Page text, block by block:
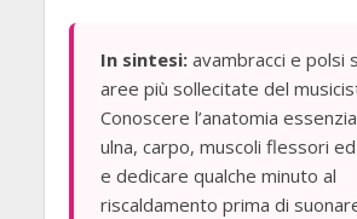
In sintesi:avambracci e polsi
aree più sollecitate del
Conoscere l’anatomia
ulna, carpo, muscoli flessori
e dedicare qualche minuto al
riscaldamento prima di